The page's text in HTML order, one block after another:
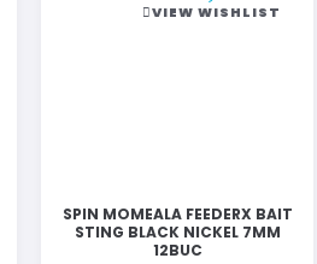
VIEW WISHLIST
SPIN MOMEALA FEEDERX BAIT
STING BLACK NICKEL 7MM
12BUC